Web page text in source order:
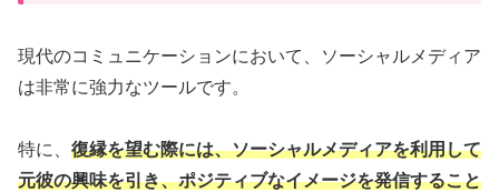
現代のコミュニケーションにおいて、ソーシャルメディア
は非常に強力なツールです。
特に、 復縁を望む際には、ソーシャルメディアを利用して
元彼の興味を引き、ポジティブなイメージを発信すること